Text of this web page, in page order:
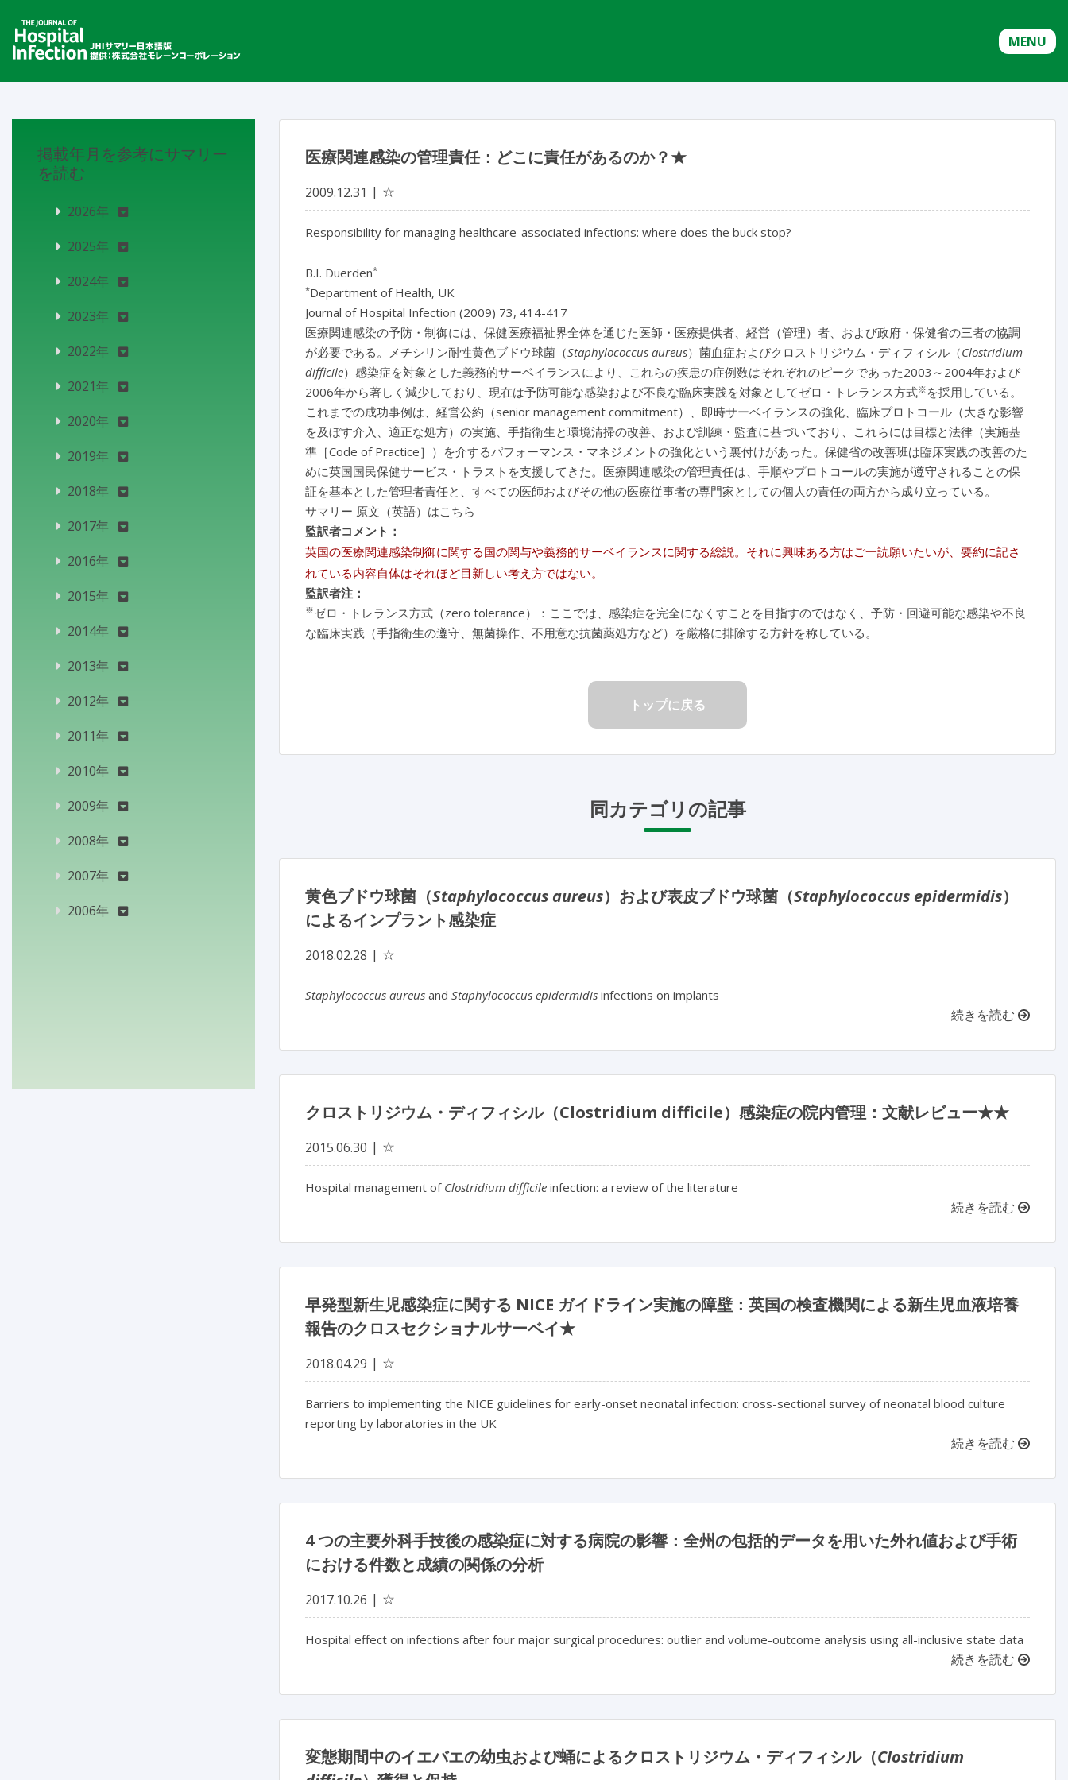
MENU
医療関連感染の管理責任：どこに責任があるのか？★
2009.12.31 ☆
Responsibility for managing healthcare-associated infections: where does the buck stop?
B.I. Duerden*
*Department of Health, UK
Journal of Hospital Infection (2009) 73, 414-417
医療関連感染の予防・制御には、保健医療福祉界全体を通じた医師・医療提供者、経営（管理）者、および政府・保健省の三者の協調
が必要である。メチシリン耐性黄色ブドウ球菌（Staphylococcus aureus）菌血症およびクロストリジウム・ディフィシル（Clostridium
difficile）感染症を対象とした義務的サーベイランスにより、これらの疾患の症例数はそれぞれのピークであった2003～2004年および
2006年から著しく減少しており、現在は予防可能な感染および不良な臨床実践を対象としてゼロ・トレランス方式※ を採用している。
これまでの成功事例は、経営公約（senior management commitment）、即時サーベイランスの強化、臨床プロトコール（大きな影響
を及ぼす介入、適正な処方）の実施、手指衛生と環境清掃の改善、および訓練・監査に基づいており、これらには目標と法律（実施基
準［Code of Practice］）を介するパフォーマンス・マネジメントの強化という裏付けがあった。保健省の改善班は臨床実践の改善のた
めに英国国民保健サービス・トラストを支援してきた。医療関連感染の管理責任は、手順やプロトコールの実施が遵守されることの保
証を基本とした管理者責任と、すべての医師およびその他の医療従事者の専門家としての個人の責任の両方から成り立っている。
サマリー 原文（英語）はこちら
監訳者コメント：
英国の医療関連感染制御に関する国の関与や義務的サーベイランスに関する総説。それに興味ある方はご一読願いたいが、要約に記さ
れている内容自体はそれほど目新しい考え方ではない。
監訳者注：
※ゼロ・トレランス方式（zero tolerance）：ここでは、感染症を完全になくすことを目指すのではなく、予防・回避可能な感染や不良
な臨床実践（手指衛生の遵守、無菌操作、不用意な抗菌薬処方など）を厳格に排除する方針を称している。
トップに戻る
同カテゴリの記事
黄色ブドウ球菌（Staphylococcus aureus）および表皮ブドウ球菌（Staphylococcus epidermidis）
によるインプラント感染症
2018.02.28 ☆
Staphylococcus aureus and Staphylococcus epidermidis infections on implants
続きを読む
クロストリジウム・ディフィシル（Clostridium difficile）感染症の院内管理：文献レビュー★★
2015.06.30 ☆
Hospital management of Clostridium difficile infection: a review of the literature
続きを読む
早発型新生児感染症に関する NICE ガイドライン実施の障壁：英国の検査機関による新生児血液培養
報告のクロスセクショナルサーベイ★
2018.04.29 ☆
Barriers to implementing the NICE guidelines for early-onset neonatal infection: cross-sectional survey of neonatal blood culture
reporting by laboratories in the UK
続きを読む
4 つの主要外科手技後の感染症に対する病院の影響：全州の包括的データを用いた外れ値および手術
における件数と成績の関係の分析
2017.10.26 ☆
Hospital effect on infections after four major surgical procedures: outlier and volume-outcome analysis using all-inclusive state data
続きを読む
変態期間中のイエバエの幼虫および蛹によるクロストリジウム・ディフィシル（Clostridium
掲載年月を参考にサマリー
を読む
2026年
2025年
2024年
2023年
2022年
2021年
2020年
2019年
2018年
2017年
2016年
2015年
2014年
2013年
2012年
2011年
2010年
2009年
2008年
2007年
2006年